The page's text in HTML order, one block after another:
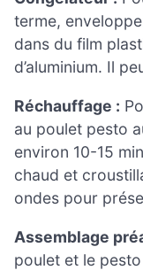
terme,
dans du film
d’aluminium. Il
Réchauffage :
au poulet pesto
environ 10-15
chaud et
ondes pour
Assemblage
poulet et le